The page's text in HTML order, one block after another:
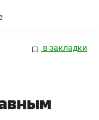
в закладки